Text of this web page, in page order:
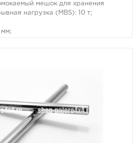
мешок для хранения
нагрузка (MBS): 10 т;
мм;
м массой* от 1.7 до 2.8 т;
мешок для хранения.